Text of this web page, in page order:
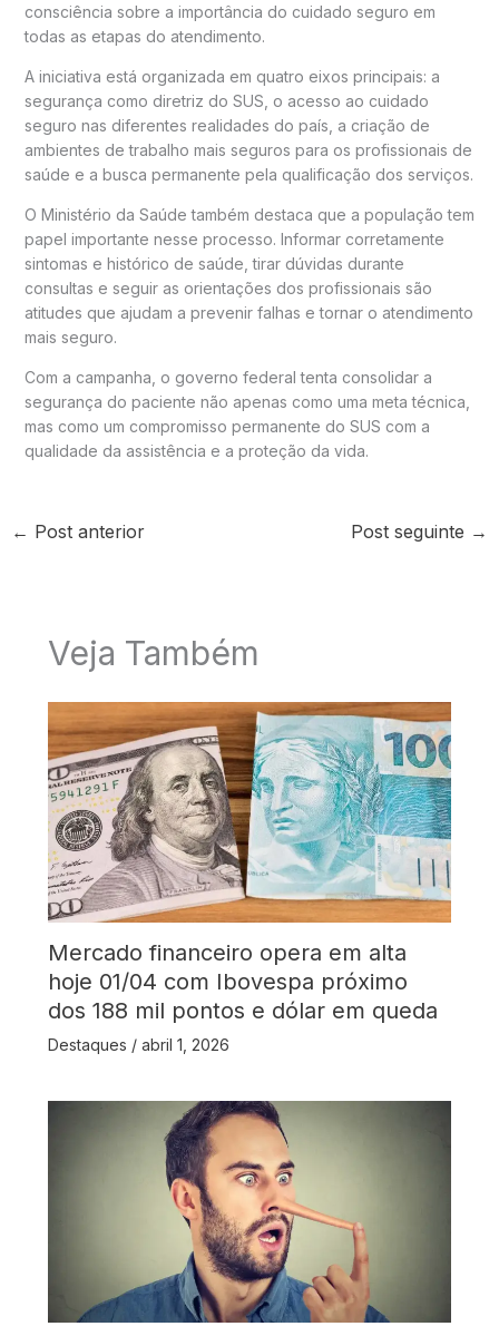
consciência sobre a importância do cuidado seguro em
todas as etapas do atendimento.
A iniciativa está organizada em quatro eixos principais: a
segurança como diretriz do SUS, o acesso ao cuidado
seguro nas diferentes realidades do país, a criação de
ambientes de trabalho mais seguros para os profissionais de
saúde e a busca permanente pela qualificação dos serviços.
O Ministério da Saúde também destaca que a população tem
papel importante nesse processo. Informar corretamente
sintomas e histórico de saúde, tirar dúvidas durante
consultas e seguir as orientações dos profissionais são
atitudes que ajudam a prevenir falhas e tornar o atendimento
mais seguro.
Com a campanha, o governo federal tenta consolidar a
segurança do paciente não apenas como uma meta técnica,
mas como um compromisso permanente do SUS com a
qualidade da assistência e a proteção da vida.
← Post anterior Post seguinte →
Veja Também
Mercado financeiro opera em alta
hoje 01/04 com Ibovespa próximo
dos 188 mil pontos e dólar em queda
Destaques / abril 1, 2026